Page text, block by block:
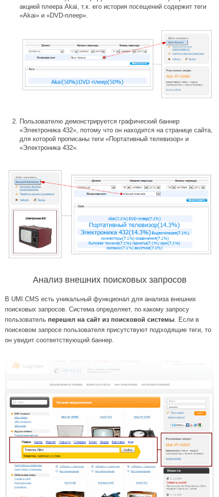
акцией плеера Akai, т.к. его история посещений содержит теги
«Akai» и «DVD-плеер».
Пользователю демонстрируется графический баннер
«Электроника 432», потому что он находится на странице сайта,
для которой прописаны теги «Портативный телевизор» и
«Электроника 432».
Анализ внешних поисковых запросов
В UMI.CMS есть уникальный функционал для анализа внешних
поисковых запросов. Система определяет, по какому запросу
пользователь перешел на сайт из поисковой системы . Если в
поисковом запросе пользователя присутствуют подходящие теги, то
он увидит соответствующий баннер.